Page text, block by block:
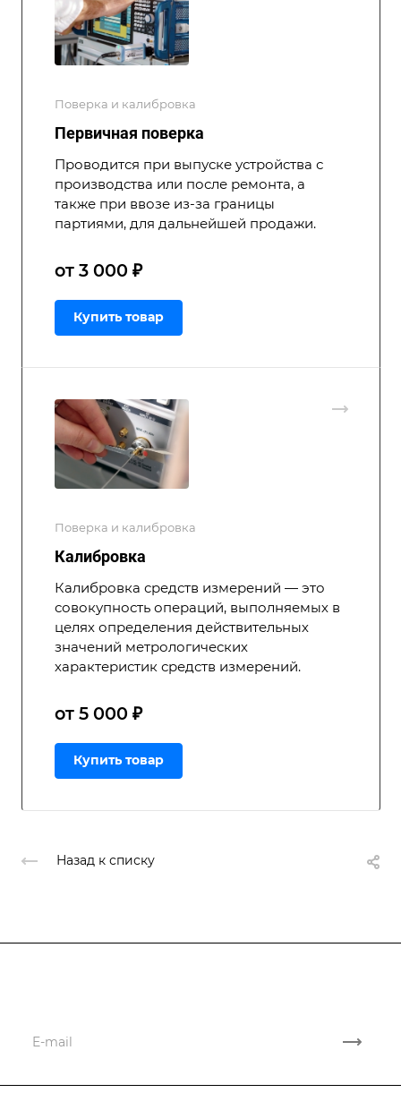
Поверка и калибровка
Первичная поверка
Проводится при выпуске устройства с
производства или после ремонта, а
также при ввозе из-за границы
партиями, для дальнейшей продажи.
от 3 000 ₽
Купить товар
Поверка и калибровка
Калибровка
Калибровка средств измерений — это
совокупность операций, выполняемых в
целях определения действительных
значений метрологических
характеристик средств измерений.
от 5 000 ₽
Купить товар
Назад к списку